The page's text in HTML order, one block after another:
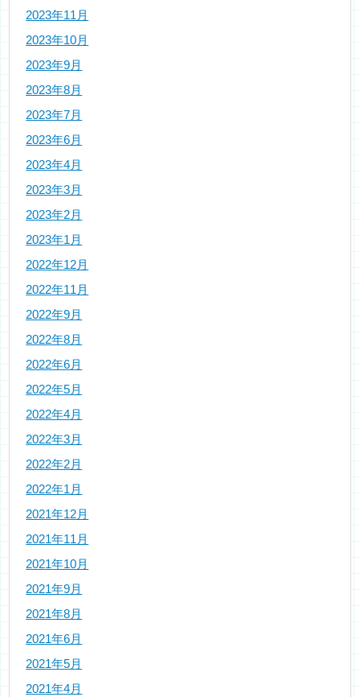
2023年11月
2023年10月
2023年9月
2023年8月
2023年7月
2023年6月
2023年4月
2023年3月
2023年2月
2023年1月
2022年12月
2022年11月
2022年9月
2022年8月
2022年6月
2022年5月
2022年4月
2022年3月
2022年2月
2022年1月
2021年12月
2021年11月
2021年10月
2021年9月
2021年8月
2021年6月
2021年5月
2021年4月